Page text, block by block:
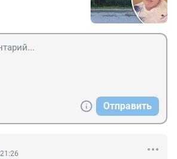
Отправить